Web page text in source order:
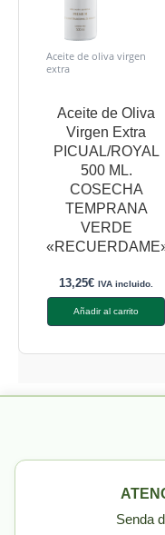
Aceite de oliva virgen
extra
Aceite de Oliva
Virgen Extra
PICUAL/ROYAL
500 ML.
COSECHA
TEMPRANA
VERDE
13,25€ IVA incluido.
Añadir al carrito
Senda